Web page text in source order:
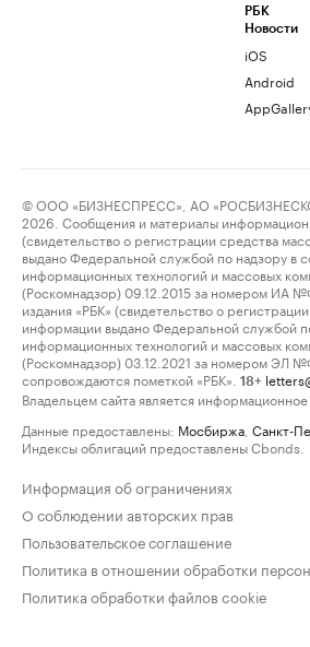
РБК
Новости
iOS
Android
© ООО «БИЗНЕСПРЕСС», АО
2026. Сообщения и материалы
(свидетельство о регистрации средства
выдано Федеральной службой по надзору в
информационных технологий и массовых
(Роскомнадзор) 09.12.2015 за номером ИА
издания «РБК» (свидетельство о
информации выдано Федеральной службой
информационных технологий и массовых
(Роскомнадзор) 03.12.2021 за номером ЭЛ
сопровождаются пометкой «РБК».
18+
Владельцем сайта является информационное
Данные предоставлены: Мосбиржа Санкт-
Индексы облигаций предоставлены Cbonds.
Информация об ограничениях
О соблюдении авторских прав
Пользовательское соглашение
Политика в отношении обработки
Политика обработки файлов cookie